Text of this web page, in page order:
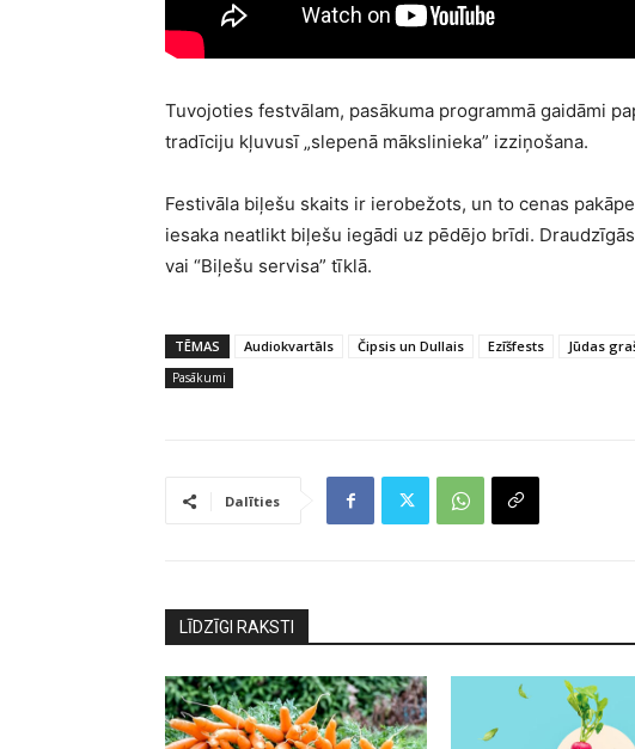
Tuvojoties festvālam, pasākuma programmā gaidāmi
tradīciju kļuvusī „slepenā mākslinieka” izziņošana.
Festivāla biļešu skaits ir ierobežots, un to cenas
iesaka neatlikt biļešu iegādi uz pēdējo brīdi.
vai “Biļešu servisa” tīklā.
TĒMAS Audiokvartāls Čipsis un Dullais Ezīšfests Jūdas
Pasākumi
Dalīties
LĪDZĪGI RAKSTI